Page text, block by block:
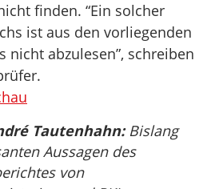
finden. “Ein solcher
ist aus den vorliegenden
nicht abzulesen”, schreiben
Tautenhahn:Bislang
Aussagen des
von